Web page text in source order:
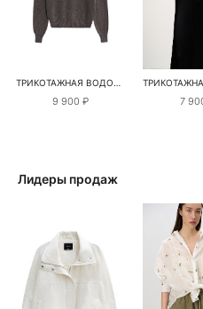
ТРИКОТАЖНАЯ ВОДОЛАЗКА ИЗ ШЕРСТИ
9 900 ₽ 7
Лидеры продаж